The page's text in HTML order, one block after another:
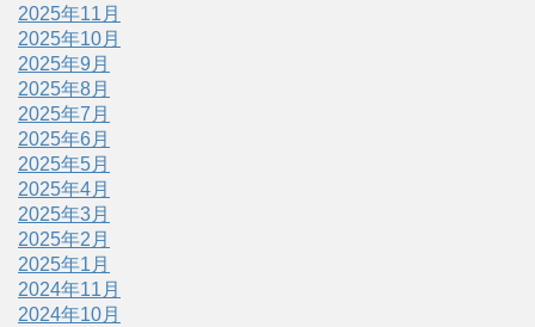
2025年11月
2025年10月
2025年9月
2025年8月
2025年7月
2025年6月
2025年5月
2025年4月
2025年3月
2025年2月
2025年1月
2024年11月
2024年10月